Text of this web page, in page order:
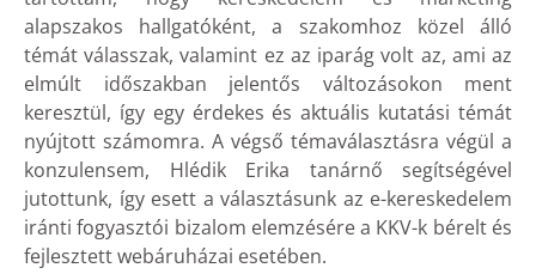
alapszakos hallgatóként, a szakomhoz közel álló
témát válasszak, valamint ez az iparág volt az, ami az
elmúlt időszakban jelentős változásokon ment
keresztül, így egy érdekes és aktuális kutatási témát
nyújtott számomra. A végső témaválasztásra végül a
konzulensem, Hlédik Erika tanárnő segítségével
jutottunk, így esett a választásunk az e-kereskedelem
iránti fogyasztói bizalom elemzésére a KKV-k bérelt és
fejlesztett webáruházai esetében.